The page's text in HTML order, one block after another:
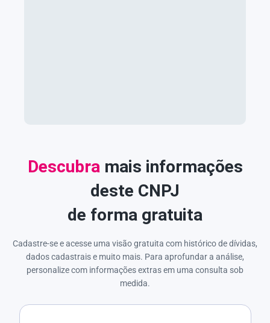
Descubramais informações
deste CNPJ
de forma gratuita
Cadastre-se e acesse uma visão gratuita com histórico de dívidas,
dados cadastrais e muito mais. Para aprofundar a análise,
personalize com informações extras em uma consulta sob
medida.